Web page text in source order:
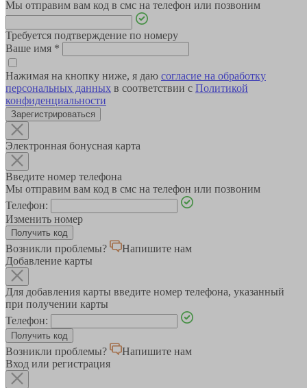
Мы отправим вам код в смс на телефон или позвоним
Требуется подтверждение по номеру
Ваше имя *
Нажимая на кнопку ниже, я даю согласие на обработку
персональных данных в соответствии с Политикой
конфиденциальности
Зарегистрироваться
Электронная бонусная карта
Введите номер телефона
Мы отправим вам код в смс на телефон или позвоним
Телефон:
Изменить номер
Возникли проблемы?
Напишите нам
Добавление карты
Для добавления карты введите номер телефона, указанный
при получении карты
Телефон:
Возникли проблемы?
Напишите нам
Вход или регистрация